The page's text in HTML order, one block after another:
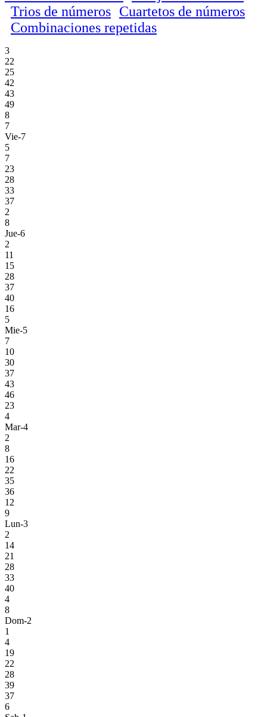
Trios de números Cuartetos de números
Combinaciones repetidas
3
22
25
42
43
49
8
7
Vie-7
5
7
23
28
33
37
2
8
Jue-6
2
11
15
28
37
40
16
5
Mie-5
7
10
30
37
43
46
23
4
Mar-4
2
8
16
22
35
36
12
9
Lun-3
2
14
21
28
33
40
4
8
Dom-2
1
4
19
22
28
39
37
6